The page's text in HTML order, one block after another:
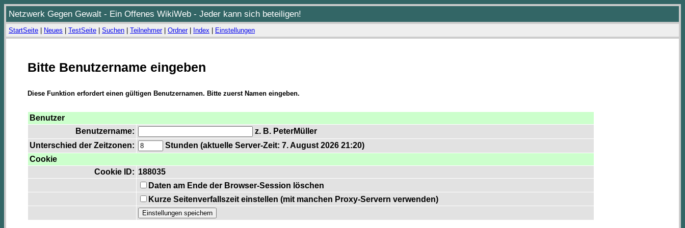
Netzwerk Gegen Gewalt - Ein Offenes WikiWeb - Jeder kann sich beteiligen!
StartSeite Neues TestSeite Suchen Teilnehmer| Ordner| Index Einstellungen
Bitte Benutzername eingeben
Diese Funktion erfordert einen gültigen Benutzernamen. Bitte zuerst Namen eingeben.
Benutzer
Benutzername:
z. B. PeterMüller
Unterschied der Zeitzonen:
Stunden (aktuelle Server-Zeit: 7. August 2026 21:20)
Cookie
Cookie ID: 188035
Daten am Ende der Browser-Session löschen
Kurze Seitenverfallszeit einstellen (mit manchen Proxy-Servern verwenden)